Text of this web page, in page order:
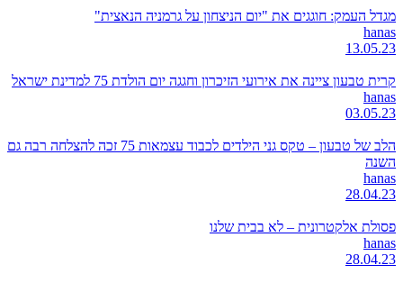
מגדל העמק: חוגגים את "יום הניצחון על גרמניה הנאצית"
hanas
13.05.23
קרית טבעון ציינה את אירועי הזיכרון וחגגה יום הולדת 75 למדינת ישראל
hanas
03.05.23
הלב של טבעון – טקס גני הילדים לכבוד עצמאות 75 זכה להצלחה רבה גם
השנה
hanas
28.04.23
פסולת אלקטרונית – לא בבית שלנו
hanas
28.04.23